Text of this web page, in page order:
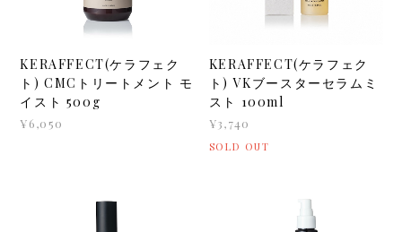
KERAFFECT(ケラフェク
ト) CMCトリートメント モ
イスト 500g
¥6,050
KERAFFECT(ケラフェク
ト) VKブースターセラムミ
スト 100ml
¥3,740
SOLD OUT